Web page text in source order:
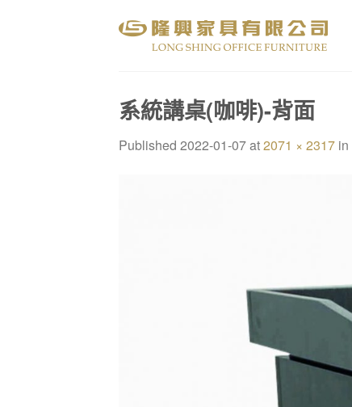
系統講桌(咖啡)-背面
Published 2022-01-07at2071 × 2317 in